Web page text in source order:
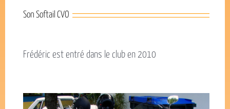
Son Softail CVO
Frédéric est entré dans le club en 2010